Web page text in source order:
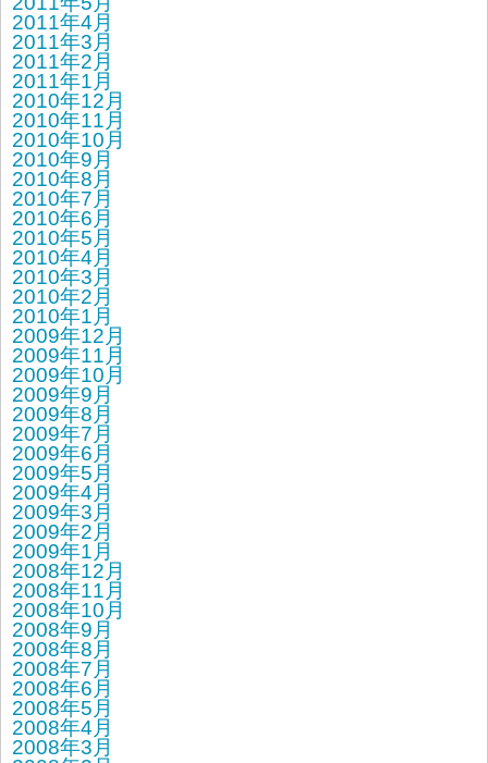
2011年4月
2011年3月
2011年2月
2011年1月
2010年12月
2010年11月
2010年10月
2010年9月
2010年8月
2010年7月
2010年6月
2010年5月
2010年4月
2010年3月
2010年2月
2010年1月
2009年12月
2009年11月
2009年10月
2009年9月
2009年8月
2009年7月
2009年6月
2009年5月
2009年4月
2009年3月
2009年2月
2009年1月
2008年12月
2008年11月
2008年10月
2008年9月
2008年8月
2008年7月
2008年6月
2008年5月
2008年4月
2008年3月